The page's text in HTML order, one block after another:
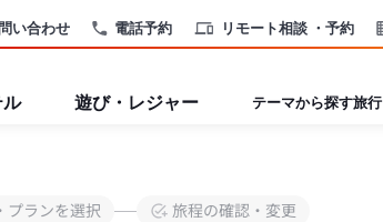
電話予約 リモート相談 ・予約
い合わせ
遊び・レジャー テーマから探す旅行
プランを選択 旅程の確認・変更